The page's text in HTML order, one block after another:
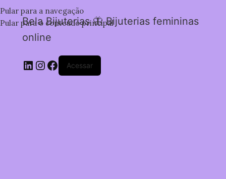
Pular para a navegação
Pular para o conteúdo principal
Bela Bijuterias 🦋 Bijuterias femininas
online
Acessar